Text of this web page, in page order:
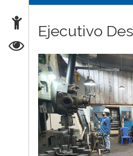
Ejecutivo